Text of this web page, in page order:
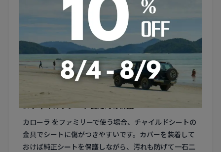
一感が出ます。
4. リアシートの分割比率を確認
カローラ の後席は6:4分割や一体型など、グレードや年
式で異なる場合があります。分割式の場合は各部分が独
立して可倒できるカバーを選ぶと使い勝手が保たれま
5. チャイルドシート使用時の保護
カローラ をファミリーで使う場合、チャイルドシートの
金具でシートに傷がつきやすいです。カバーを装着して
おけば純正シートを保護しながら、汚れも防げて一石二